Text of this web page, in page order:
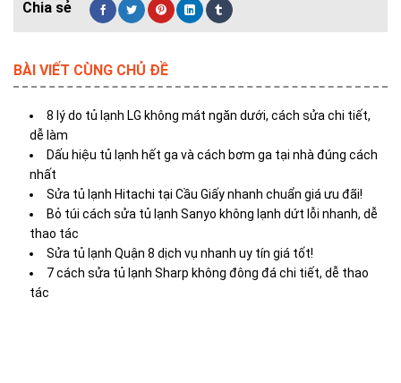
BÀI VIẾT CÙNG CHỦ ĐỀ
8 lý do tủ lạnh LG không mát ngăn dưới, cách sửa chi tiết,
dễ làm
Dấu hiệu tủ lạnh hết ga và cách bơm ga tại nhà đúng cách
nhất
Sửa tủ lạnh Hitachi tại Cầu Giấy nhanh chuẩn giá ưu đãi!
Bỏ túi cách sửa tủ lạnh Sanyo không lạnh dứt lỗi nhanh, dễ
thao tác
Sửa tủ lạnh Quận 8 dịch vụ nhanh uy tín giá tốt!
7 cách sửa tủ lạnh Sharp không đông đá chi tiết, dễ thao
tác